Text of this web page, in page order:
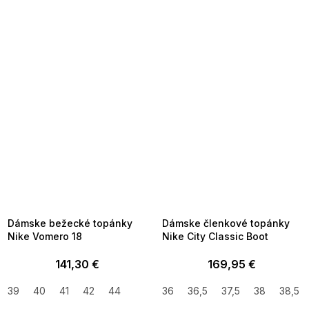
Dámske bežecké topánky
Nike Vomero 18
141,30 €
39 40 41 42 44
Dámske členkové topánky
Nike City Classic Boot
169,95 €
36 36,5 37,5 38 38,5